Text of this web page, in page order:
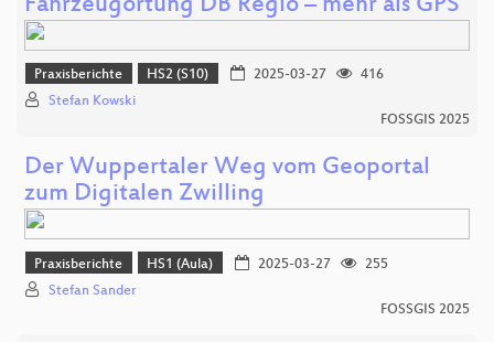
Fahrzeugortung DB Regio – mehr als GPS
Praxisberichte HS2 (S10) 2025-03-27
416
Stefan Kowski
FOSSGIS 2025
Der Wuppertaler Weg vom Geoportal
zum Digitalen Zwilling
Praxisberichte HS1 (Aula) 2025-03-27
255
Stefan Sander
FOSSGIS 2025